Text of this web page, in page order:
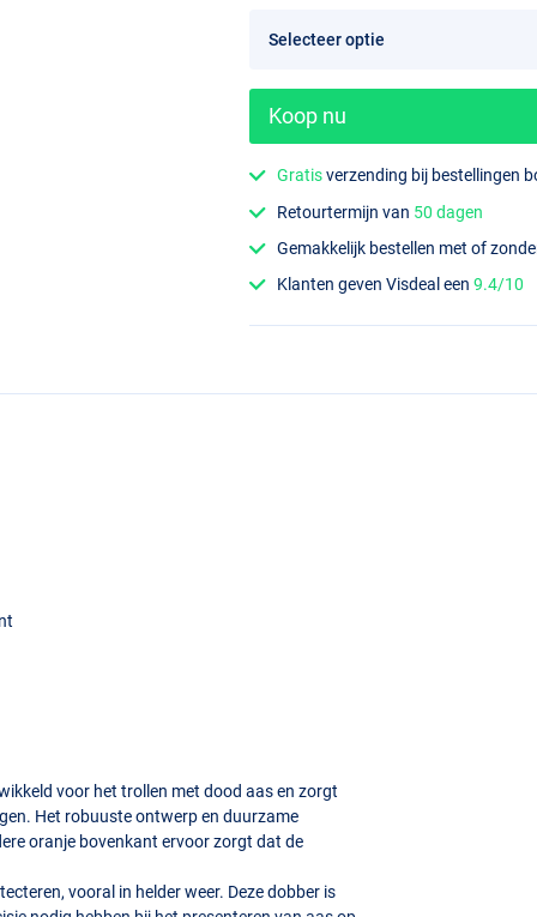
Koop nu
Gratisverzending bij bestellingen
Retourtermijn van 50 dagen
Gemakkelijk bestellen met of
Klanten geven Visdeal een9.4/10
voor het trollen met dood aas en zorgt
Het robuuste ontwerp en duurzame
oranje bovenkant ervoor zorgt dat de
vooral in helder weer. Deze dobber is